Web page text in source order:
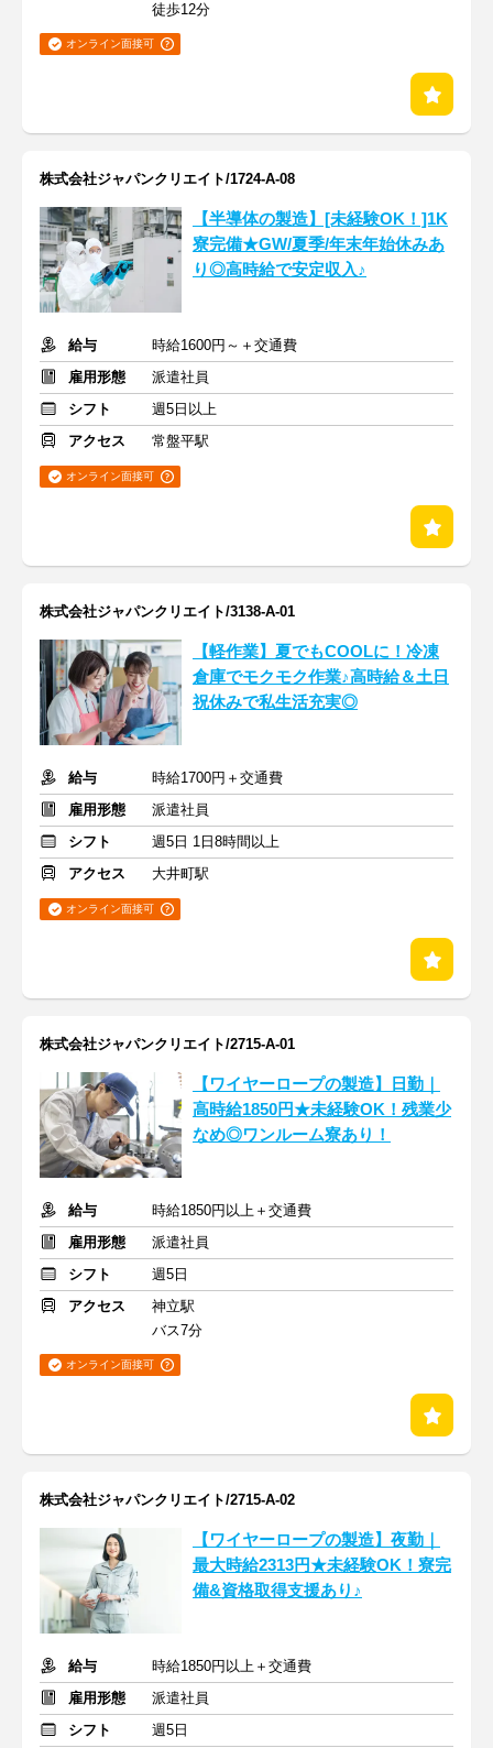
徒歩12分
オンライン面接可
株式会社ジャパンクリエイト/1724-A-08
【半導体の製造】[未経験OK！]1K
寮完備★GW/夏季/年末年始休みあ
り◎高時給で安定収入♪
給与
時給1600円～＋交通費
雇用形態
派遣社員
シフト
週5日以上
アクセス
常盤平駅
オンライン面接可
株式会社ジャパンクリエイト/3138-A-01
【軽作業】夏でもCOOLに！冷凍
倉庫でモクモク作業♪高時給＆土日
祝休みで私生活充実◎
給与
時給1700円＋交通費
雇用形態
派遣社員
シフト
週5日 1日8時間以上
アクセス
大井町駅
オンライン面接可
株式会社ジャパンクリエイト/2715-A-01
【ワイヤーロープの製造】日勤｜
高時給1850円★未経験OK！残業少
なめ◎ワンルーム寮あり！
給与
時給1850円以上＋交通費
雇用形態
派遣社員
シフト
週5日
アクセス
神立駅
バス7分
オンライン面接可
株式会社ジャパンクリエイト/2715-A-02
【ワイヤーロープの製造】夜勤｜
最大時給2313円★未経験OK！寮完
備&資格取得支援あり♪
給与
時給1850円以上＋交通費
雇用形態
派遣社員
シフト
週5日